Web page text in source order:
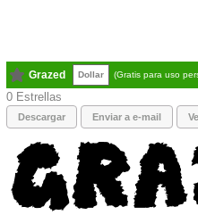
Grazed Dollar (Gratis para uso
0
Descargar Enviar a e-mail